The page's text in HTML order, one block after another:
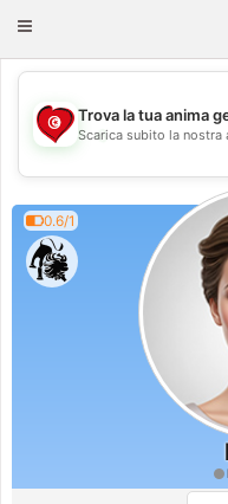
Toggle
💖
Trova la tua anima
Scarica subito la nostra
0.6/1